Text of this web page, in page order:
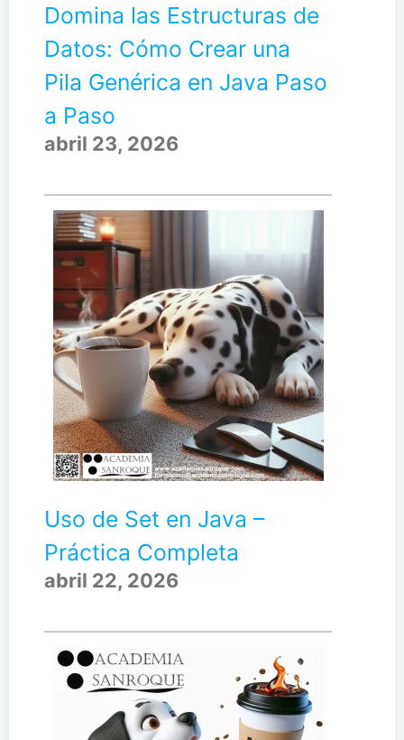
Domina las Estructuras de
Datos: Cómo Crear una
Pila Genérica en Java Paso
a Paso
abril 23, 2026
Uso de Set en Java –
Práctica Completa
abril 22, 2026